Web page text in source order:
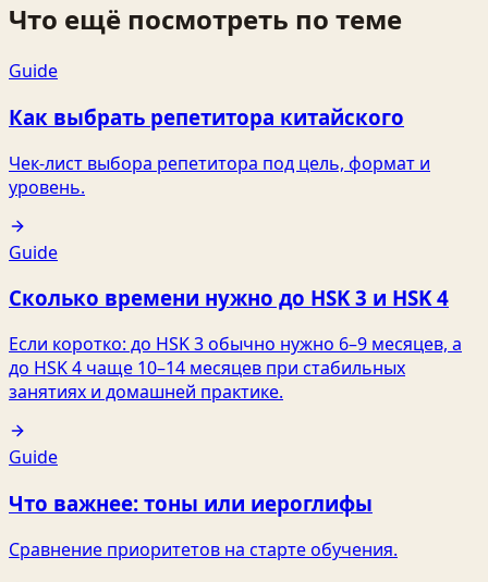
Что ещё посмотреть по теме
Guide
Как выбрать репетитора китайского
Чек‑лист выбора репетитора под цель, формат и
уровень.
Guide
Сколько времени нужно до HSK 3 и HSK 4
Если коротко: до HSK 3 обычно нужно 6–9 месяцев, а
до HSK 4 чаще 10–14 месяцев при стабильных
занятиях и домашней практике.
Guide
Что важнее: тоны или иероглифы
Сравнение приоритетов на старте обучения.